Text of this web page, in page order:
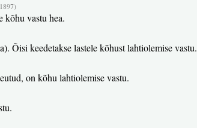
kõhu vastu hea.
Õisi keedetakse lastele kõhust lahtiolemise vastu.
on kõhu lahtiolemise vastu.